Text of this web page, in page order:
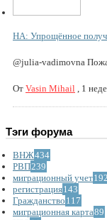
НА: Упрощённое
@julia-vadimovna
От Vasin Mihail , 1
Тэги форума
ВНЖ434
РВП239
миграционный учет192
регистрация143
Гражданство 117
миграционная карта89